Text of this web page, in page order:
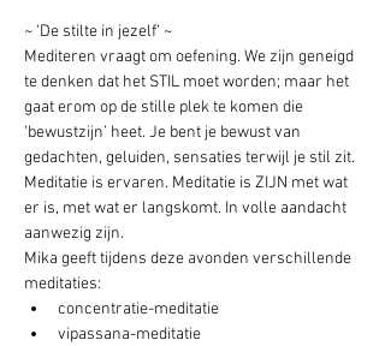
~ ‘De stilte in jezelf’ ~
Mediteren vraagt om oefening. We zijn geneigd
te denken dat het STIL moet worden; maar het
gaat erom op de stille plek te komen die
‘bewustzijn’ heet. Je bent je bewust van
gedachten, geluiden, sensaties terwijl je stil zit.
Meditatie is ervaren. Meditatie is ZIJN met wat
er is, met wat er langskomt. In volle aandacht
aanwezig zijn.
Mika geeft tijdens deze avonden verschillende
meditaties:
concentratie-meditatie
vipassana-meditatie